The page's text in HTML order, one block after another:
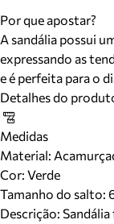
Por que apostar?
A sandália possui
expressando as
e é perfeita para o
Detalhes do
Medidas
Material:
Cor: Verde
Tamanho do salto:
Descrição: